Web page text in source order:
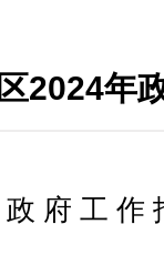
2024年
政 府 工 作